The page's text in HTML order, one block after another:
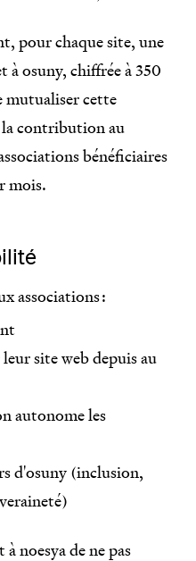
pour chaque site, une
osuny, chiffrée à 350
mutualiser cette
contribution au
bénéficiaires
mois.
associations :
site web depuis au
autonome les
d'osuny (inclusion,
noesya de ne pas